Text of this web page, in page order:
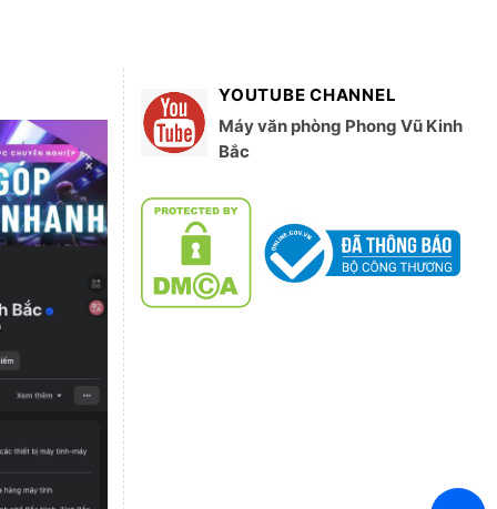
YOUTUBE CHANNEL
Máy văn phòng Phong Vũ Kinh
Bắc